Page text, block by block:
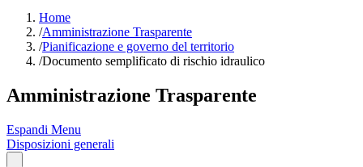
Home
/Amministrazione Trasparente
/Pianificazione e governo del territorio
/Documento semplificato di rischio idraulico
Amministrazione Trasparente
Espandi Menu
Disposizioni generali